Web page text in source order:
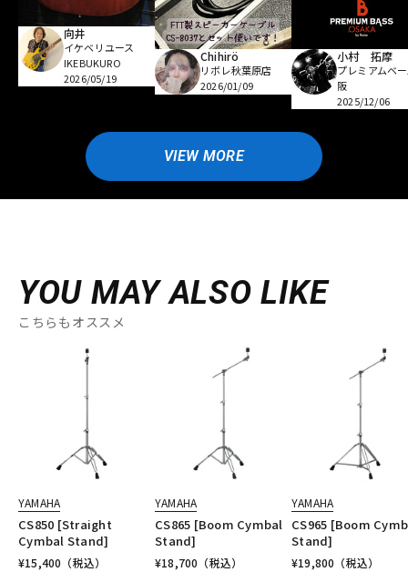
向井
イケベリユース
IKEBUKURO
2026/05/19
Chihirö
リボレ秋葉原店
2026/01/09
小村 拓摩
プレミアムベ
阪
2025/12/06
VIEW MORE
YOU MAY ALSO LIKE
こちらもオススメ
YAMAHA
CS850 [Straight
Cymbal Stand]
¥15,400 （税込）
YAMAHA
CS865 [Boom Cymbal
Stand]
¥18,700 （税込）
YAMAHA
CS965 [Boom
Stand]
¥19,800 （税込）